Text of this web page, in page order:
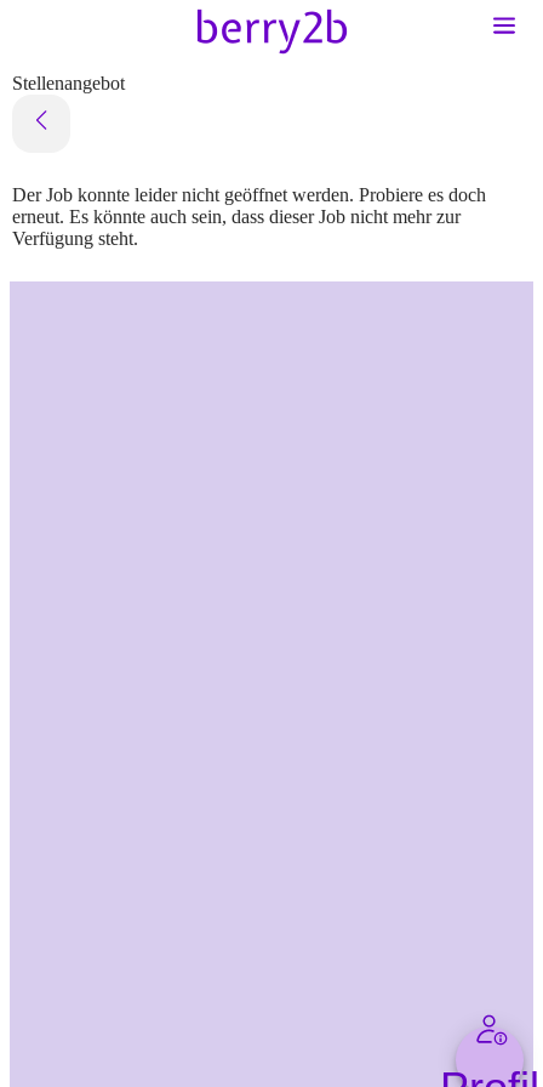
Stellenangebot
Der Job konnte leider nicht geöffnet werden. Probiere es doch
erneut. Es könnte auch sein, dass dieser Job nicht mehr zur
Verfügung steht.